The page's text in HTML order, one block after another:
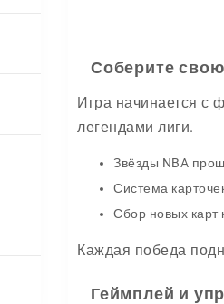
Соберите
Игра начинается с
легендами лиги.
Звёзды NBA
Система
Сбор новых карт
Каждая победа
Геймплей и